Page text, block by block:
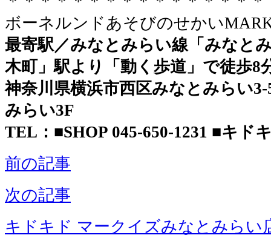
ボーネルンドあそびのせかい
最寄駅／みなとみらい線「みなと
木町」駅より「動く歩道」で徒歩8
神奈川県横浜市西区みなとみらい
みらい3F
TEL：■SHOP 045-650-1231 ■キド
前の記事
次の記事
キドキド マークイズみなとみらい